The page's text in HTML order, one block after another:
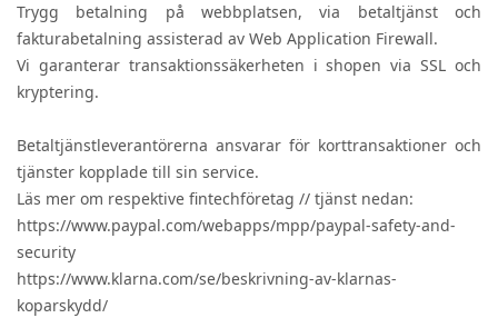
Trygg betalning på webbplatsen, via betaltjänst och
fakturabetalning assisterad av Web Application Firewall.
Vi garanterar transaktionssäkerheten i shopen via SSL och
kryptering.
Betaltjänstleverantörerna ansvarar för korttransaktioner och
tjänster kopplade till sin service.
Läs mer om respektive fintechföretag // tjänst nedan:
https://www.paypal.com/webapps/mpp/paypal-safety-and-
security
https://www.klarna.com/se/beskrivning-av-klarnas-
koparskydd/